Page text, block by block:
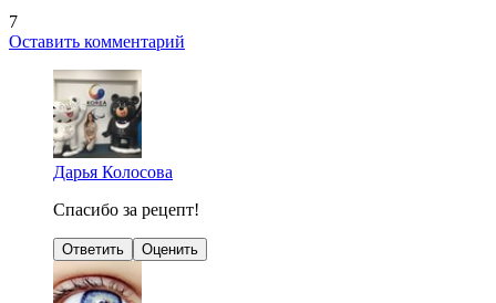
7
Оставить комментарий
Дарья Колосова
Спасибо за рецепт!
Ответить Оценить